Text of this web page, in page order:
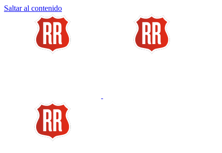
Saltar al contenido